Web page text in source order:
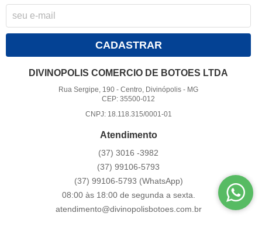
CADASTRAR
DIVINOPOLIS COMERCIO DE BOTOES LTDA
Rua Sergipe, 190 -Centro, Divinópolis - MG
CEP: 35500-012
CNPJ: 18.118.315/0001-01
Atendimento
(37) 3016 -3982
(37) 99106-5793
(37) 99106-5793 (WhatsApp)
08:00 às 18:00 de segunda a sexta.
atendimento@divinopolisbotoes.com.br